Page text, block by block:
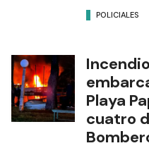
POLICIALES
Playa
cuatro